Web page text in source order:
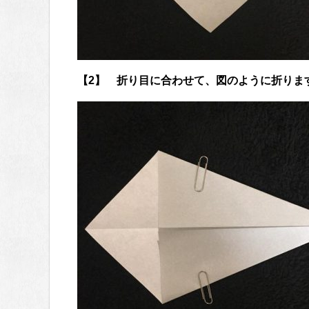
【2】 折り目に合わせて、図のように折りま